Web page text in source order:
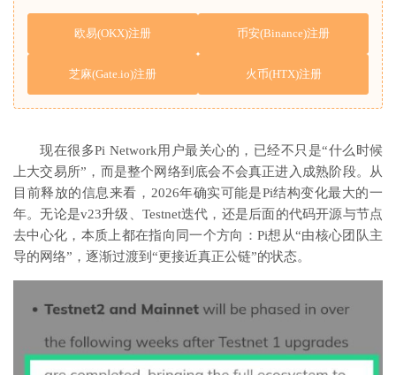
欧易(OKX)注册 币安(Binance)注册
芝麻(Gate.io)注册 火币(HTX)注册
现在很多Pi Network用户最关心的，已经不只是“什么时候
上大交易所”，而是整个网络到底会不会真正进入成熟阶段。从
目前释放的信息来看，2026年确实可能是Pi结构变化最大的一
年。无论是v23升级、Testnet迭代，还是后面的代码开源与节点
去中心化，本质上都在指向同一个方向：Pi想从“由核心团队主
导的网络”，逐渐过渡到“更接近真正公链”的状态。